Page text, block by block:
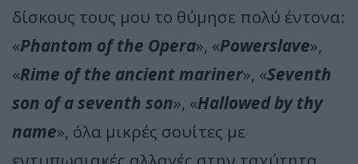
δίσκους τους μου το θύμησε πολύ έντονα:
«Phantom of the Opera», «Powerslave»,
«Rime of the ancient mariner», «Seventh
son of a seventh son», «Hallowed by thy
name», όλα μικρές σουίτες με